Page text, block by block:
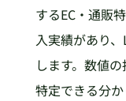
するEC・通販
入実績があり
します。数値
特定できる分